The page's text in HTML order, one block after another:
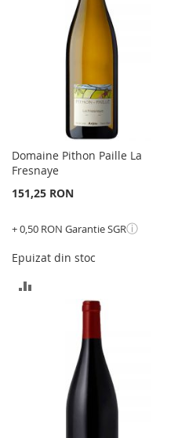
Domaine Pithon Paille La
Fresnaye
151,25 RON
+ 0,50 RON Garantie SGRⓘ
Epuizat din stoc
COMPARARE